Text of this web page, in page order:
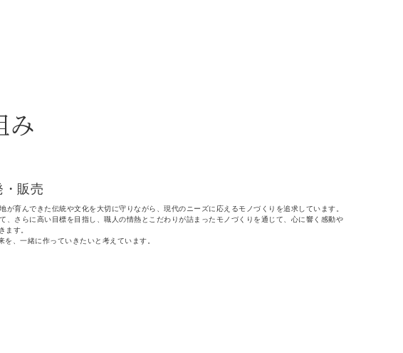
み
・販売
が育んできた伝統や文化を大切に守りながら、現代のニーズに応えるモノづくりを追求しています。
、さらに高い目標を目指し、職人の情熱とこだわりが詰まったモノづくりを通じて、心に響く感動や
ます。
、一緒に作っていきたいと考えています。